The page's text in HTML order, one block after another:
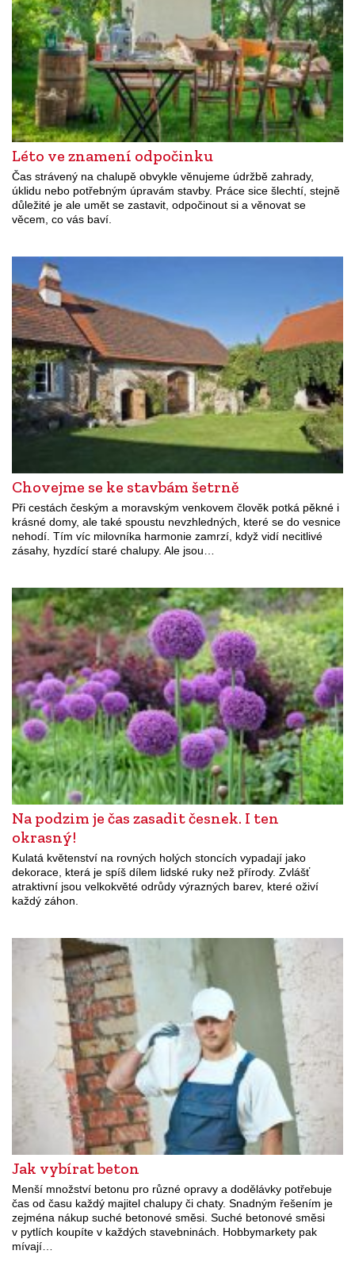
Léto ve znamení odpočinku
Čas strávený na chalupě obvykle věnujeme údržbě zahrady,
úklidu nebo potřebným úpravám stavby. Práce sice šlechtí, stejně
důležité je ale umět se zastavit, odpočinout si a věnovat se
věcem, co vás baví.
Chovejme se ke stavbám šetrně
Při cestách českým a moravským venkovem člověk potká pěkné i
krásné domy, ale také spoustu nevzhledných, které se do vesnice
nehodí. Tím víc milovníka harmonie zamrzí, když vidí necitlivé
zásahy, hyzdící staré chalupy. Ale jsou…
Na podzim je čas zasadit česnek. I ten
okrasný!
Kulatá květenství na rovných holých stoncích vypadají jako
dekorace, která je spíš dílem lidské ruky než přírody. Zvlášť
atraktivní jsou velkokvěté odrůdy výrazných barev, které oživí
každý záhon.
Jak vybírat beton
Menší množství betonu pro různé opravy a dodělávky potřebuje
čas od času každý majitel chalupy či chaty. Snadným řešením je
zejména nákup suché betonové směsi. Suché betonové směsi
v pytlích koupíte v každých stavebninách. Hobbymarkety pak
mívají…